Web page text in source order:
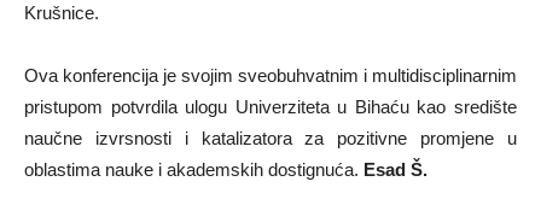
Krušnice.
Ova konferencija je svojim sveobuhvatnim i multidisciplinarnim
pristupom potvrdila ulogu Univerziteta u Bihaću kao središte
naučne izvrsnosti i katalizatora za pozitivne promjene u
oblastima nauke i akademskih dostignuća. Esad Š.